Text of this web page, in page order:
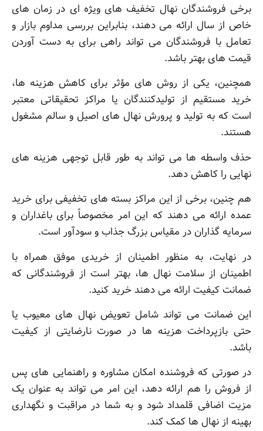
برخی فروشندگان نهال تخفیف های ویژه ای در زمان های
خاص از سال ارائه می دهند، بنابراین بررسی مداوم بازار و
تعامل با فروشندگان می تواند راهی برای به دست آوردن
قیمت های بهتر باشد.
همچنین، یکی از روش های مؤثر برای کاهش هزینه ها،
خرید مستقیم از تولیدکنندگان یا مراکز تحقیقاتی معتبر
است که به تولید و پرورش نهال های اصیل و سالم مشغول
هستند.
حذف واسطه ها می تواند به طور قابل توجهی هزینه های
نهایی را کاهش دهد.
هم چنین، برخی از این مراکز بسته های تخفیفی برای خرید
عمده ارائه می دهند که این امر مخصوصاً برای باغداران و
سرمایه گذاران در مقیاس بزرگ جذاب و سودآور است.
در نهایت، به منظور اطمینان از خریدی موفق همراه با
اطمینان از سلامت نهال ها، بهتر است از فروشندگانی که
ضمانت کیفیت ارائه می دهند خرید کنید.
این ضمانت می تواند شامل تعویض نهال های معیوب یا
حتی بازپرداخت هزینه ها در صورت نارضایتی از کیفیت
باشد.
در صورتی که فروشنده امکان مشاوره و راهنمایی های پس
از فروش را هم ارائه دهد، این امر می تواند به عنوان یک
مزیت اضافی قلمداد شود و به شما در مراقبت و نگهداری
بهینه از نهال ها کمک کند.